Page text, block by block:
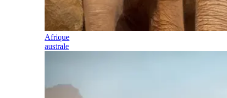
Afrique
australe